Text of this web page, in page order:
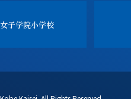
子学院小学校